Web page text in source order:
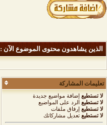
الذين يشاهدون محتوى الموضوع الآن : 1
تعليمات المشاركة
لا تستطيع إضافة مواضيع جديدة
لا تستطيع الرد على المواضيع
لا تستطيع إرفاق ملفات
لا تستطيع تعديل مشاركاتك